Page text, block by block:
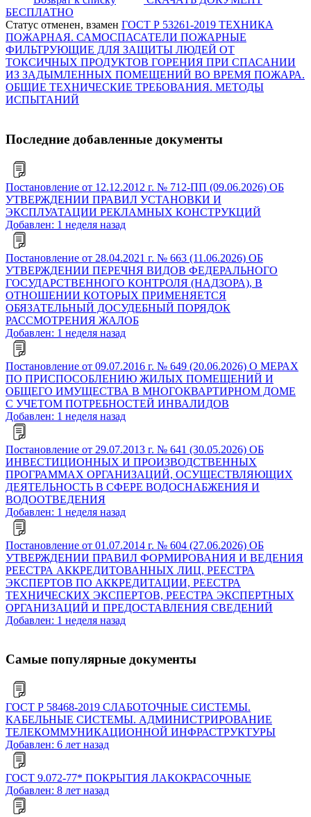
БЕСПЛАТНО
Статус отменен, взамен ГОСТ Р 53261-2019 ТЕХНИКА
ПОЖАРНАЯ. САМОСПАСАТЕЛИ ПОЖАРНЫЕ
ФИЛЬТРУЮЩИЕ ДЛЯ ЗАЩИТЫ ЛЮДЕЙ ОТ
ТОКСИЧНЫХ ПРОДУКТОВ ГОРЕНИЯ ПРИ СПАСАНИИ
ИЗ ЗАДЫМЛЕННЫХ ПОМЕЩЕНИЙ ВО ВРЕМЯ ПОЖАРА.
ОБЩИЕ ТЕХНИЧЕСКИЕ ТРЕБОВАНИЯ. МЕТОДЫ
ИСПЫТАНИЙ
Последние добавленные документы
Постановление от 12.12.2012 г. № 712-ПП (09.06.2026) ОБ
УТВЕРЖДЕНИИ ПРАВИЛ УСТАНОВКИ И
ЭКСПЛУАТАЦИИ РЕКЛАМНЫХ КОНСТРУКЦИЙ
Добавлен: 1 неделя назад
Постановление от 28.04.2021 г. № 663 (11.06.2026) ОБ
УТВЕРЖДЕНИИ ПЕРЕЧНЯ ВИДОВ ФЕДЕРАЛЬНОГО
ГОСУДАРСТВЕННОГО КОНТРОЛЯ (НАДЗОРА), В
ОТНОШЕНИИ КОТОРЫХ ПРИМЕНЯЕТСЯ
ОБЯЗАТЕЛЬНЫЙ ДОСУДЕБНЫЙ ПОРЯДОК
РАССМОТРЕНИЯ ЖАЛОБ
Добавлен: 1 неделя назад
Постановление от 09.07.2016 г. № 649 (20.06.2026) О МЕРАХ
ПО ПРИСПОСОБЛЕНИЮ ЖИЛЫХ ПОМЕЩЕНИЙ И
ОБЩЕГО ИМУЩЕСТВА В МНОГОКВАРТИРНОМ ДОМЕ
С УЧЕТОМ ПОТРЕБНОСТЕЙ ИНВАЛИДОВ
Добавлен: 1 неделя назад
Постановление от 29.07.2013 г. № 641 (30.05.2026) ОБ
ИНВЕСТИЦИОННЫХ И ПРОИЗВОДСТВЕННЫХ
ПРОГРАММАХ ОРГАНИЗАЦИЙ, ОСУЩЕСТВЛЯЮЩИХ
ДЕЯТЕЛЬНОСТЬ В СФЕРЕ ВОДОСНАБЖЕНИЯ И
ВОДООТВЕДЕНИЯ
Добавлен: 1 неделя назад
Постановление от 01.07.2014 г. № 604 (27.06.2026) ОБ
УТВЕРЖДЕНИИ ПРАВИЛ ФОРМИРОВАНИЯ И ВЕДЕНИЯ
РЕЕСТРА АККРЕДИТОВАННЫХ ЛИЦ, РЕЕСТРА
ЭКСПЕРТОВ ПО АККРЕДИТАЦИИ, РЕЕСТРА
ТЕХНИЧЕСКИХ ЭКСПЕРТОВ, РЕЕСТРА ЭКСПЕРТНЫХ
ОРГАНИЗАЦИЙ И ПРЕДОСТАВЛЕНИЯ СВЕДЕНИЙ
Добавлен: 1 неделя назад
Самые популярные документы
ГОСТ Р 58468-2019 СЛАБОТОЧНЫЕ СИСТЕМЫ.
КАБЕЛЬНЫЕ СИСТЕМЫ. АДМИНИСТРИРОВАНИЕ
ТЕЛЕКОММУНИКАЦИОННОЙ ИНФРАСТРУКТУРЫ
Добавлен: 6 лет назад
ГОСТ 9.072-77* ПОКРЫТИЯ ЛАКОКРАСОЧНЫЕ
Добавлен: 8 лет назад